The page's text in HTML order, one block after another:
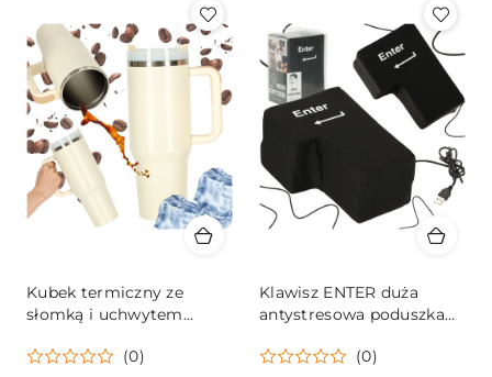
Kubek termiczny ze
słomką i uchwytem
(0)
Klawisz ENTER duża
antystresowa poduszka
(0)